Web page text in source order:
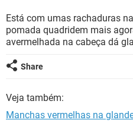
BEM-ESTAR
SEXUALIDADE
Está com umas rachaduras
pomada quadridem mais
avermelhada na cabeça dá
Share
Veja também:
Manchas vermelhas na